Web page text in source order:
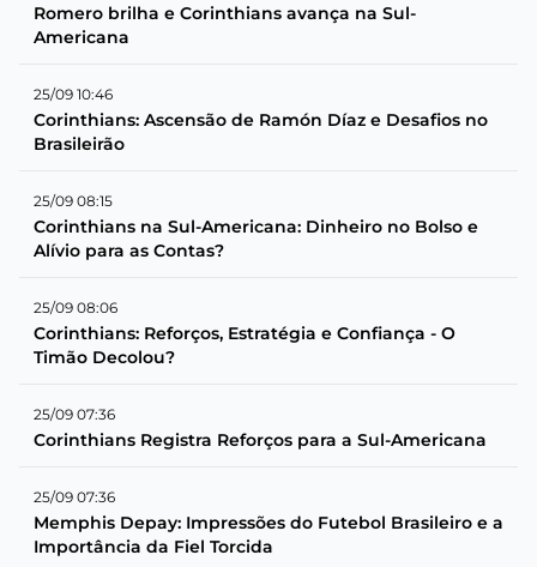
Romero brilha e Corinthians avança na Sul-
Americana
25/09 10:46
Corinthians: Ascensão de Ramón Díaz e Desafios no
Brasileirão
25/09 08:15
Corinthians na Sul-Americana: Dinheiro no Bolso e
Alívio para as Contas?
25/09 08:06
Corinthians: Reforços, Estratégia e Confiança - O
Timão Decolou?
25/09 07:36
Corinthians Registra Reforços para a Sul-Americana
25/09 07:36
Memphis Depay: Impressões do Futebol Brasileiro e a
Importância da Fiel Torcida